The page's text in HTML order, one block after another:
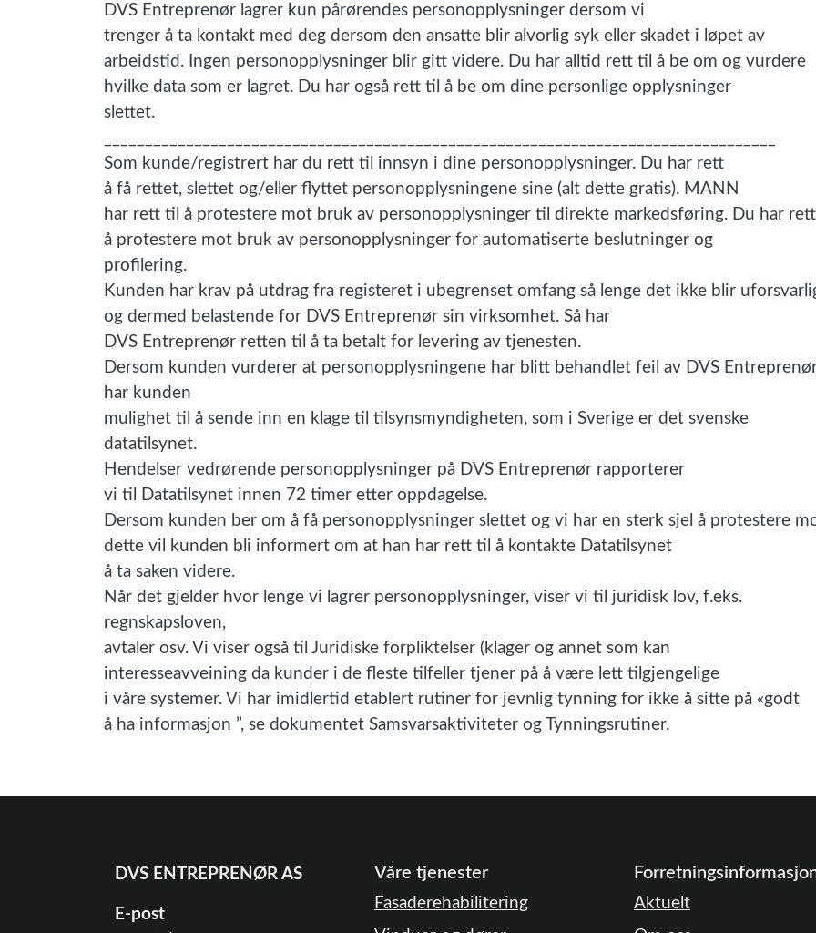
DVS Entreprenør lagrer kun pårørendes personopplysninger dersom vi
trenger å ta kontakt med deg dersom den ansatte blir alvorlig syk eller skadet i løpet av
arbeidstid. Ingen personopplysninger blir gitt videre. Du har alltid rett til å be om og vurdere
hvilke data som er lagret. Du har også rett til å be om dine personlige opplysninger
slettet.
Som kunde/registrert har du rett til innsyn i dine personopplysninger. Du har rett
å få rettet, slettet og/eller flyttet personopplysningene sine (alt dette gratis). MANN
har rett til å protestere mot bruk av personopplysninger til direkte markedsføring. Du har rett
å protestere mot bruk av personopplysninger for automatiserte beslutninger og
profilering.
Kunden har krav på utdrag fra registeret i ubegrenset omfang så lenge det ikke blir
og dermed belastende for DVS Entreprenør sin virksomhet. Så har
DVS Entreprenør retten til å ta betalt for levering av tjenesten.
Dersom kunden vurderer at personopplysningene har blitt behandlet feil av DVS
har kunden
mulighet til å sende inn en klage til tilsynsmyndigheten, som i Sverige er det svenske
datatilsynet.
Hendelser vedrørende personopplysninger på DVS Entreprenør rapporterer
vi til Datatilsynet innen 72 timer etter oppdagelse.
Dersom kunden ber om å få personopplysninger slettet og vi har en sterk sjel å protestere
dette vil kunden bli informert om at han har rett til å kontakte Datatilsynet
å ta saken videre.
Når det gjelder hvor lenge vi lagrer personopplysninger, viser vi til juridisk lov, f.eks.
regnskapsloven,
avtaler osv. Vi viser også til Juridiske forpliktelser (klager og annet som kan
interesseavveining da kunder i de fleste tilfeller tjener på å være lett tilgjengelige
i våre systemer. Vi har imidlertid etablert rutiner for jevnlig tynning for ikke å sitte på «godt
å ha informasjon ”, se dokumentet Samsvarsaktiviteter og Tynningsrutiner.
DVS ENTREPRENØR AS
E-post
Våre tjenester
Fasaderehabilitering
Aktuelt